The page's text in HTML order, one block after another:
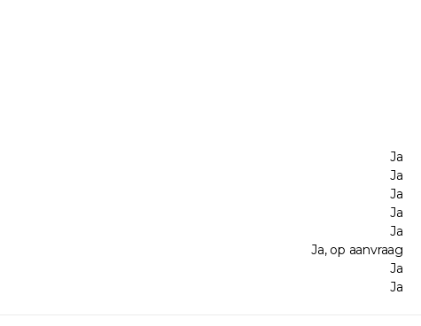
Ja
Ja
Ja
Ja
Ja
Ja, op aanvraag
Ja
Ja